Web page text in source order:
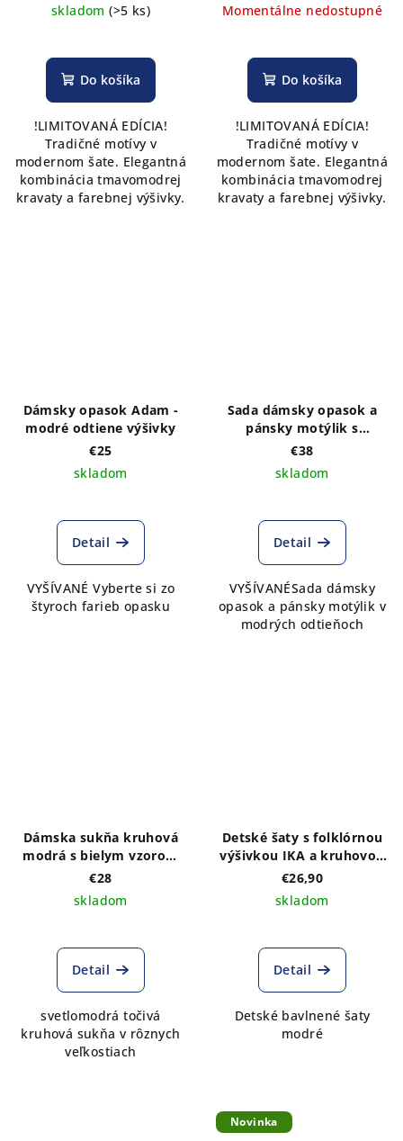
skladom(>5 ks)
Do košíka
!LIMITOVANÁ EDÍCIA!
Tradičné motívy v
modernom šate. Elegantná
kombinácia tmavomodrej
kravaty a farebnej výšivky.
Momentálne nedostupné
Do košíka
!LIMITOVANÁ EDÍCIA!
Tradičné motívy v
modernom šate. Elegantná
kombinácia tmavomodrej
kravaty a farebnej výšivky.
Dámsky opasok Adam -
modré odtiene výšivky
€25
skladom
Detail
VYŠÍVANÉ Vyberte si zo
štyroch farieb opasku
Sada dámsky opasok a
pánsky motýlik s
výšivkou Adam modré
farby
€38
skladom
Detail
VYŠÍVANÉSada dámsky
opasok a pánsky motýlik v
modrých odtieňoch
Dámska sukňa kruhová
modrá s bielym vzorom
kvietkov
€28
skladom
Detail
svetlomodrá točivá
kruhová sukňa v rôznych
veľkostiach
Detské šaty s folklórnou
výšivkou IKA a kruhovou
modrou folklórnou
€26,90
skladom
Detail
Detské bavlnené šaty
modré
Novinka